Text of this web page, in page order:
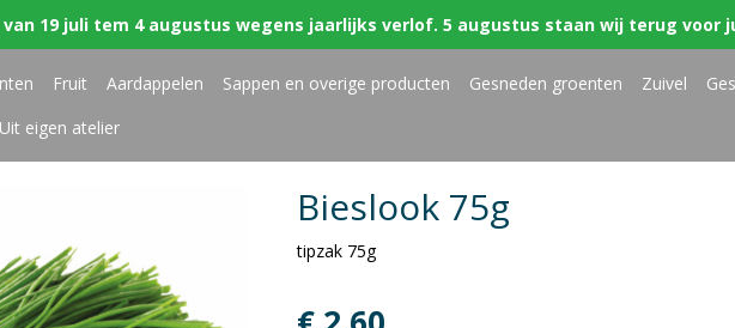
19 juli tem 4 augustus wegens jaarlijks verlof. 5 augustus staan wij terug voor
Fruit Aardappelen Sappen en overige producten Gesneden groenten Zuivel
Uit eigen atelier
Bieslook 75g
tipzak 75g